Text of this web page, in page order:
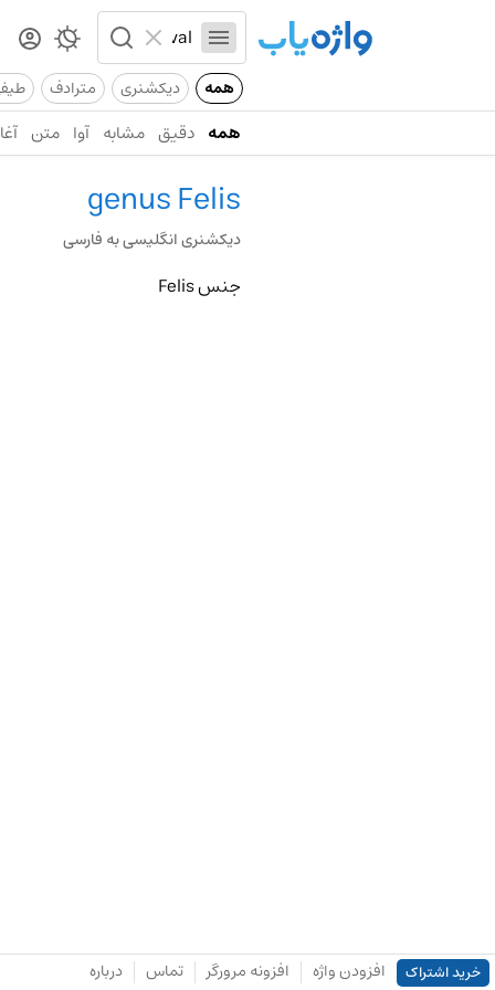
همه دیکشنری مترادف
همه دقیق مشابه آوا متن
genus Felis
دیکشنری انگلیسی به فارسی
جنس Felis
خرید اشتراک افزودن واژه افزونه مرورگر تماس درباره